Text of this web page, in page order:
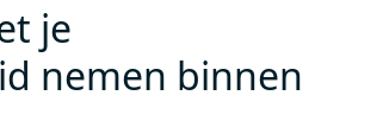
je
nemen binnen